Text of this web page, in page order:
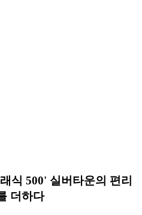
식 500' 실버타운의 편리
더하다